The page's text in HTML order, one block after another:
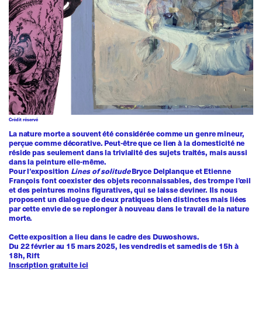
Crédit réservé
La nature morte a souvent été considérée comme un genre mineur,
perçue comme décorative. Peut-être que ce lien à la domesticité ne
réside pas seulement dans la trivialité des sujets traités, mais aussi
dans la peinture elle-même.
Pour l’exposition Lines of solitudeBryce Delplanque et Etienne
François font coexister des objets reconnaissables, des trompe l’œil
et des peintures moins figuratives, qui se laisse deviner. Ils nous
proposent un dialogue de deux pratiques bien distinctes mais liées
par cette envie de se replonger à nouveau dans le travail de la nature
morte.
Cette exposition a lieu dans le cadre des Duwoshows.
Du 22 février au 15 mars 2025, les vendredis et samedis de 15h à
18h, Rift
Inscription gratuite ici